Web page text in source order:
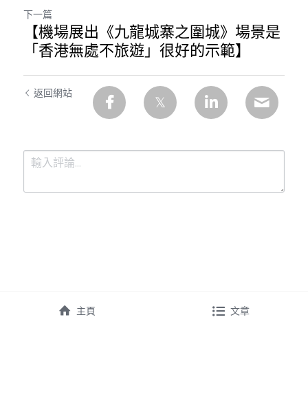
下一篇
【機場展出《九龍城寨之圍城》場景是
「香港無處不旅遊」很好的示範】
返回網站
主頁 文章